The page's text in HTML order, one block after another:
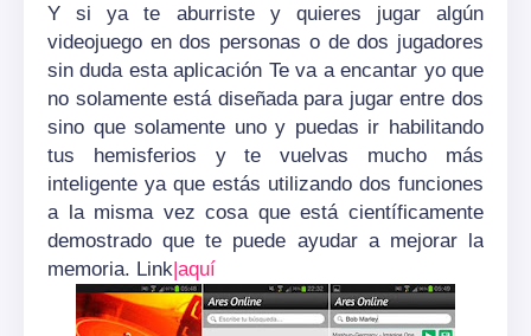
Y si ya te aburriste y quieres jugar algún
videojuego en dos personas o de dos jugadores
sin duda esta aplicación Te va a encantar yo que
no solamente está diseñada para jugar entre dos
sino que solamente uno y puedas ir habilitando
tus hemisferios y te vuelvas mucho más
inteligente ya que estás utilizando dos funciones
a la misma vez cosa que está científicamente
demostrado que te puede ayudar a mejorar la
memoria. Link|aquí